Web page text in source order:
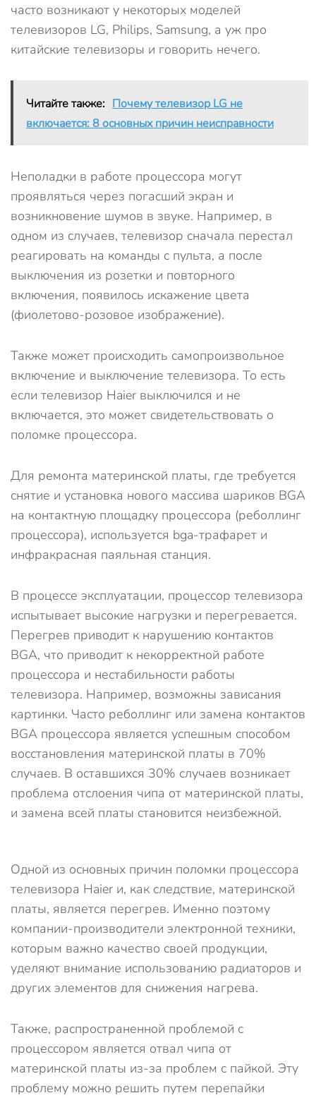
часто возникают у некоторых моделей
телевизоров LG, Philips, Samsung, а уж про
китайские телевизоры и говорить нечего.
Читайте также: Почему телевизор LG не
включается: 8 основных причин неисправности
Неполадки в работе процессора могут
проявляться через погасший экран и
возникновение шумов в звуке. Например, в
одном из случаев, телевизор сначала перестал
реагировать на команды с пульта, а после
выключения из розетки и повторного
включения, появилось искажение цвета
(фиолетово-розовое изображение).
Также может происходить самопроизвольное
включение и выключение телевизора. То есть
если телевизор Haier выключился и не
включается, это может свидетельствовать о
поломке процессора.
Для ремонта материнской платы, где требуется
снятие и установка нового массива шариков BGA
на контактную площадку процессора (реболлинг
процессора), используется bga-трафарет и
инфракрасная паяльная станция.
В процессе эксплуатации, процессор телевизора
испытывает высокие нагрузки и перегревается.
Перегрев приводит к нарушению контактов
BGA, что приводит к некорректной работе
процессора и нестабильности работы
телевизора. Например, возможны зависания
картинки. Часто реболлинг или замена контактов
BGA процессора является успешным способом
восстановления материнской платы в 70%
случаев. В оставшихся 30% случаев возникает
проблема отслоения чипа от материнской платы,
и замена всей платы становится неизбежной.
Одной из основных причин поломки процессора
телевизора Haier и, как следствие, материнской
платы, является перегрев. Именно поэтому
компании-производители электронной техники,
которым важно качество своей продукции,
уделяют внимание использованию радиаторов и
других элементов для снижения нагрева.
Также, распространенной проблемой с
процессором является отвал чипа от
материнской платы из-за проблем с пайкой. Эту
проблему можно решить путем перепайки